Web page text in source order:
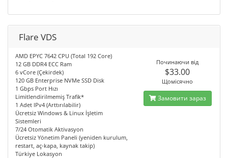
Flare VDS
AMD EPYC 7642 CPU (Total 192 Core)
12 GB DDR4 ECC Ram
6 vCore (Çekirdek)
120 GB Enterprise NVMe SSD Disk
1 Gbps Port Hızı
Limitlendirilmemiş Trafik*
1 Adet IPv4 (Arttırılabilir)
Ücretsiz Windows & Linux İşletim
Sistemleri
7/24 Otomatik Aktivasyon
Ücretsiz Yönetim Paneli (yeniden kurulum,
restart, aç-kapa, kaynak takip)
Türkiye Lokasyon
Починаючи від
$33.00
Щомісячно
Замовити зараз